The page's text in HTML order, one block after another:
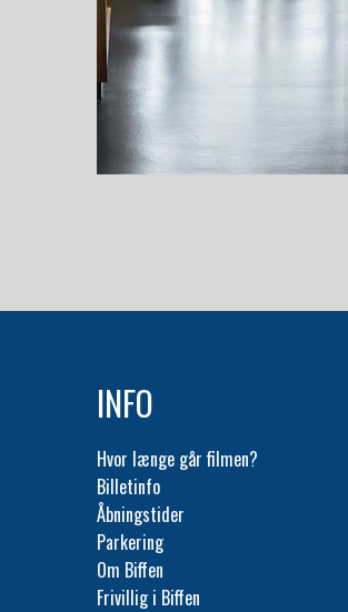
INFO
Hvor længe går filmen?
Billetinfo
Åbningstider
Parkering
Om Biffen
Frivillig i Biffen